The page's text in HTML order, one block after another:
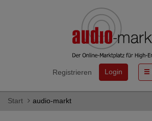
Registrieren Login
Start audio-markt